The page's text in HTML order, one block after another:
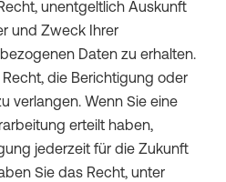
unentgeltlich Auskunft
und Zweck Ihrer
Daten zu erhalten.
die Berichtigung oder
verlangen. Wenn Sie eine
erteilt haben,
jederzeit für die Zukunft
Sie das Recht, unter